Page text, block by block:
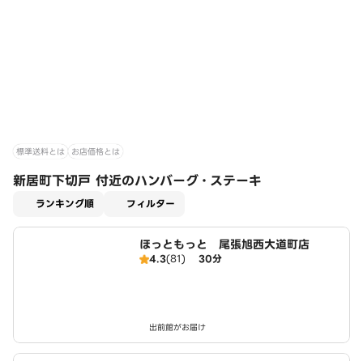
標準送料とは お店価格とは
新居町下切戸 付近のハンバーグ・ステーキ
ランキング順 フィルター
ほっともっと 尾張旭西大道町店
4.3(81) 30分
出前館がお届け